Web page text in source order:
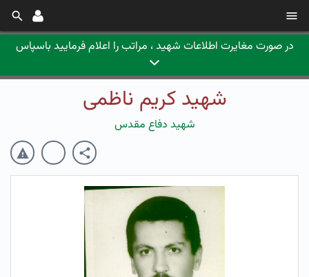
در صورت مغایرت اطلاعات شهید ، مراتب را اعلام فرمایید باسپاس
شهید کریم ناظمی
شهید دفاع مقدس